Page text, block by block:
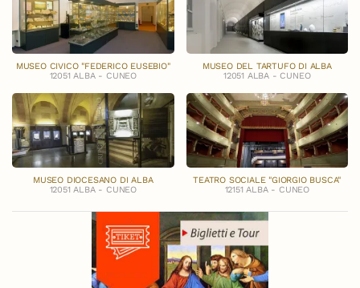
MUSEO CIVICO "FEDERICO EUSEBIO"
12051 ALBA - CUNEO
MUSEO DEL TARTUFO DI ALBA
12051 ALBA - CUNEO
MUSEO DIOCESANO DI ALBA
12051 ALBA - CUNEO
TEATRO SOCIALE "GIORGIO BUSCA"
12151 ALBA - CUNEO